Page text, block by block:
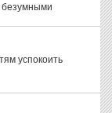
безумными
успокоить